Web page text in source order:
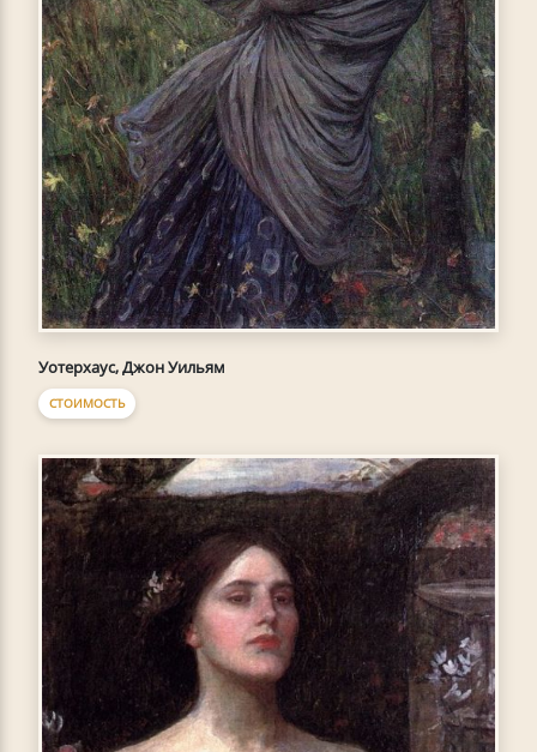
Уотерхаус, Джон Уильям
СТОИМОСТЬ